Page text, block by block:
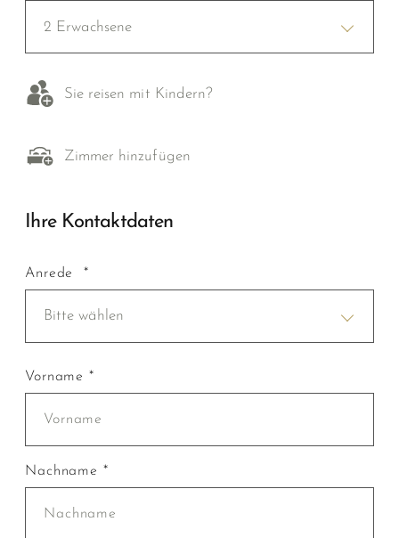
2 Erwachsene
Sie reisen mit Kindern?
Zimmer hinzufügen
Ihre Kontaktdaten
Anrede *
Bitte wählen
Vorname *
Nachname *